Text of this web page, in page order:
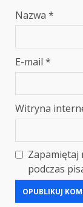
Nazwa *
E-mail *
Witryna
Zapamiętaj
podczas